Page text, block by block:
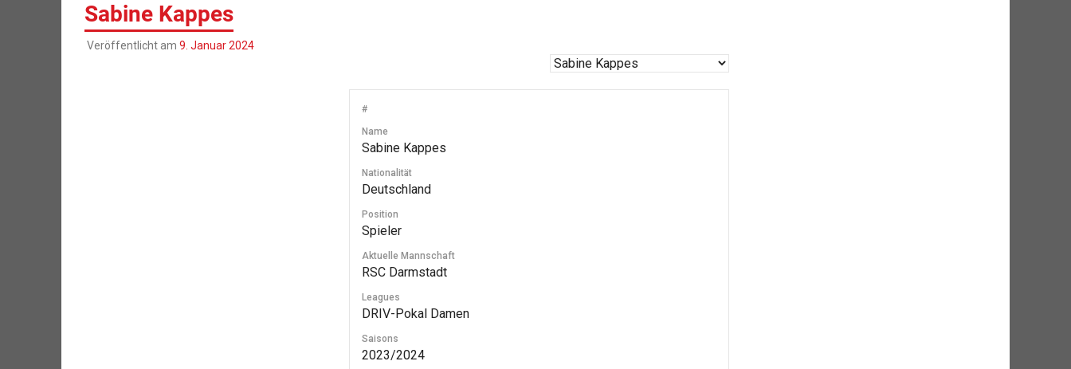
Sabine Kappes
Veröffentlicht am 9. Januar 2024
#
Name
Sabine Kappes
Nationalität
Deutschland
Position
Spieler
Aktuelle Mannschaft
RSC Darmstadt
Leagues
DRIV-Pokal Damen
Saisons
2023/2024